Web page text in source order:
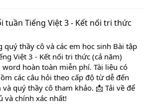
tuần Tiếng Việt 3 - Kết nối tri thức
quý thầy cô và các em học sinh Bài tập
Việt 3 - Kết nối tri thức (cả năm)
hoàn toàn miễn phí. Tài liệu có
các câu hỏi theo cấp độ từ dễ đến
và quý thầy cô tham khảo. 📩 Tải về để
và chính xác nhất!